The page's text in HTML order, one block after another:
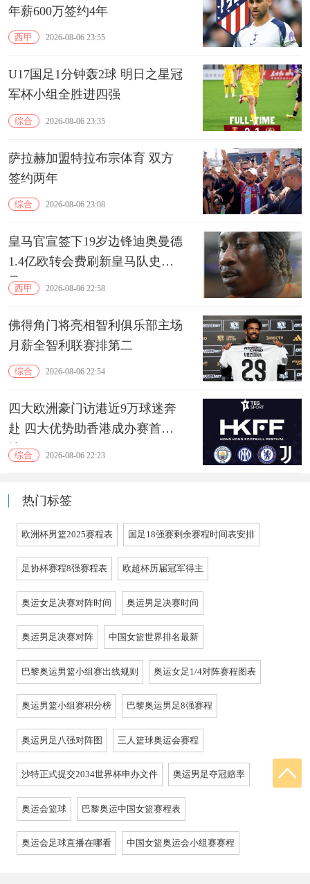
年薪600万签约4年
西甲 2026-08-06 23:55
U17国足1分钟轰2球 明日之星冠
军杯小组全胜进四强
综合 2026-08-06 23:35
萨拉赫加盟特拉布宗体育 双方
签约两年
综合 2026-08-06 23:08
皇马官宣签下19岁边锋迪奥曼德
1.4亿欧转会费刷新皇马队史纪
录西甲 2026-08-06 22:58
佛得角门将亮相智利俱乐部主场
月薪全智利联赛排第二
综合 2026-08-06 22:54
四大欧洲豪门访港近9万球迷奔
赴 四大优势助香港成办赛首选
地综合 2026-08-06 22:23
热门标签
欧洲杯男篮2025赛程表 国足18强赛剩余赛程时间表安排
足协杯赛程8强赛程表 欧超杯历届冠军得主
奥运女足决赛对阵时间 奥运男足决赛时间
奥运男足决赛对阵 中国女篮世界排名最新
巴黎奥运男篮小组赛出线规则 奥运女足1/4对阵赛程图表
奥运男篮小组赛积分榜 巴黎奥运男足8强赛程
奥运男足八强对阵图 三人篮球奥运会赛程
沙特正式提交2034世界杯申办文件 奥运男足夺冠赔率
奥运会篮球 巴黎奥运中国女篮赛程表
奥运会足球直播在哪看 中国女篮奥运会小组赛赛程